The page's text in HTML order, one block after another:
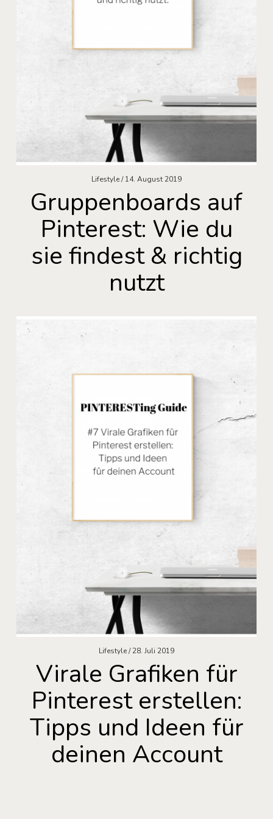
Lifestyle 14. August 2019
Gruppenboards auf
Pinterest: Wie du
sie findest & richtig
nutzt
Lifestyle 28. Juli 2019
Virale Grafiken für
Pinterest erstellen:
Tipps und Ideen für
deinen Account